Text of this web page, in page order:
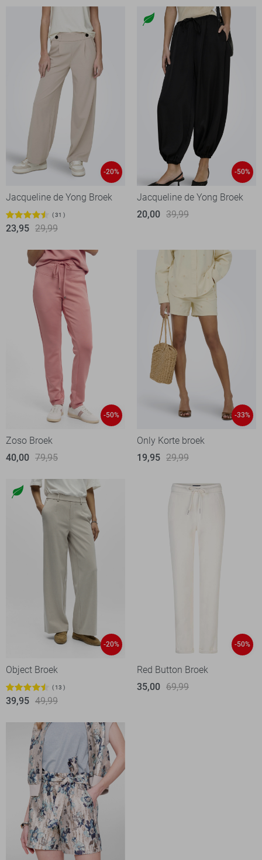
-20%
Jacqueline de Yong Broek
31
23,95 29,99
-50%
Jacqueline de Yong Broek
20,00 39,99
-50%
Zoso Broek
40,00 79,95
-33%
Only Korte broek
19,95 29,99
-20%
Object Broek
13
39,95 49,99
-50%
Red Button Broek
35,00 69,99